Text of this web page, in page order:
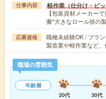
仕事内容 軽作業（仕分け・ピ
【包装資材メーカー
搬*大きなロール状の
応募資格
職種未経験OK / ブラ
製造業や軽作業など
職場の雰囲気
年齢層
20代
30代